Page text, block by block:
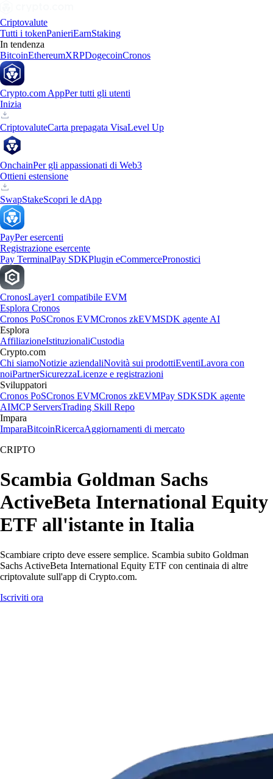
Criptovalute
Tutti i tokenPanieriEarnStaking
In tendenza
BitcoinEthereumXRPDogecoinCronos
Crypto.com AppPer tutti gli utenti
Inizia
CriptovaluteCarta prepagata VisaLevel Up
OnchainPer gli appassionati di Web3
Ottieni estensione
SwapStakeScopri le dApp
PayPer esercenti
Registrazione esercente
Pay TerminalPay SDKPlugin eCommercePronostici
CronosLayer1 compatibile EVM
Esplora Cronos
Cronos PoSCronos EVMCronos zkEVMSDK agente AI
Esplora
AffiliazioneIstituzionaliCustodia
Crypto.com
Chi siamoNotizie aziendaliNovità sui prodottiEventiLavora con
noiPartnerSicurezzaLicenze e registrazioni
Sviluppatori
Cronos PoSCronos EVMCronos zkEVMPay SDKSDK agente
AIMCP ServersTrading Skill Repo
Impara
ImparaBitcoinRicercaAggiornamenti di mercato
CRIPTO
Scambia Goldman Sachs
ActiveBeta International Equity
ETF all'istante in Italia
Scambiare cripto deve essere semplice. Scambia subito Goldman
Sachs ActiveBeta International Equity ETF con centinaia di altre
criptovalute sull'app di Crypto.com.
Iscriviti ora